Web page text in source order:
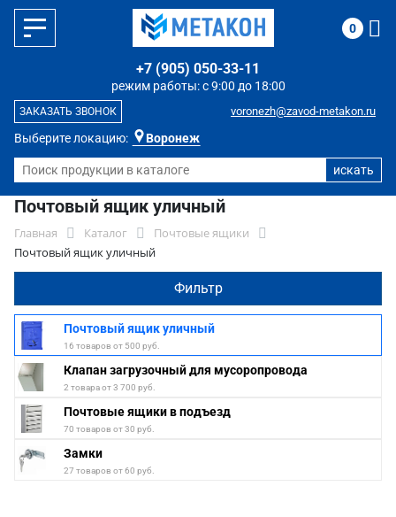
Выберите локацию: Воронеж
режим работы: с 9:00 до 18:00
+7 (905) 050-33-11
voronezh@zavod-metakon.ru
ЗАКАЗАТЬ ЗВОНОК
0
Почтовый ящик уличный
Главная Каталог
Почтовые ящики
Почтовый ящик уличный
Фильтр
Почтовый ящик уличный
16 товаров от 500 руб.
Клапан загрузочный для мусоропровода
2 товара от 3 700 руб.
Почтовые ящики в подъезд
70 товаров от 30 руб.
Замки
27 товаров от 60 руб.